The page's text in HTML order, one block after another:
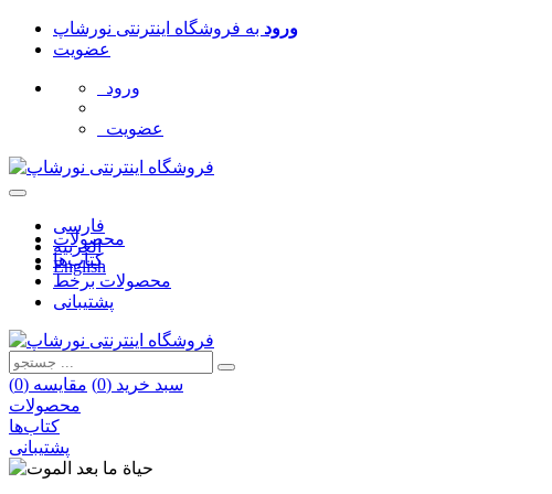
ورود به فروشگاه اینترنتی نورشاپ
عضویت
ورود
عضویت
فارسی
العربیه
English
محصولات
کتاب‌ها
محصولات برخط
پشتیبانی
سبد خرید (0
) مقایسه (0
)
محصولات
کتاب‌ها
پشتیبانی